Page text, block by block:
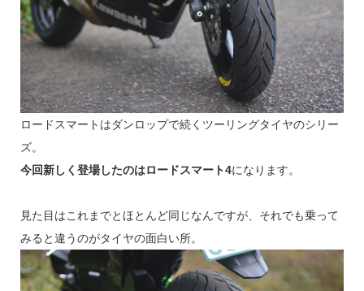
ロードスマートはダンロップで続くツーリングタイヤのシリー
ズ。
今回新しく登場したのはロードスマート4になります。
見た目はこれまでとほとんど同じなんですが、それでも乗って
みると違うのがタイヤの面白い所。